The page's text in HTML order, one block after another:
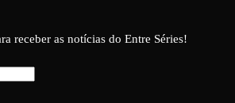
receber as notícias do Entre Séries!